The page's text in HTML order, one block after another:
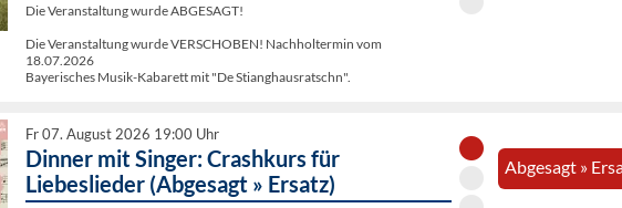
Die Veranstaltung wurde ABGESAGT!
Die Veranstaltung wurde VERSCHOBEN! Nachholtermin vom
18.07.2026
Bayerisches Musik-Kabarett mit "De Stianghausratschn".
Fr 07. August 2026 19:00 Uhr
Dinner mit Singer: Crashkurs für
Liebeslieder (Abgesagt » Ersatz)
Abgesagt »